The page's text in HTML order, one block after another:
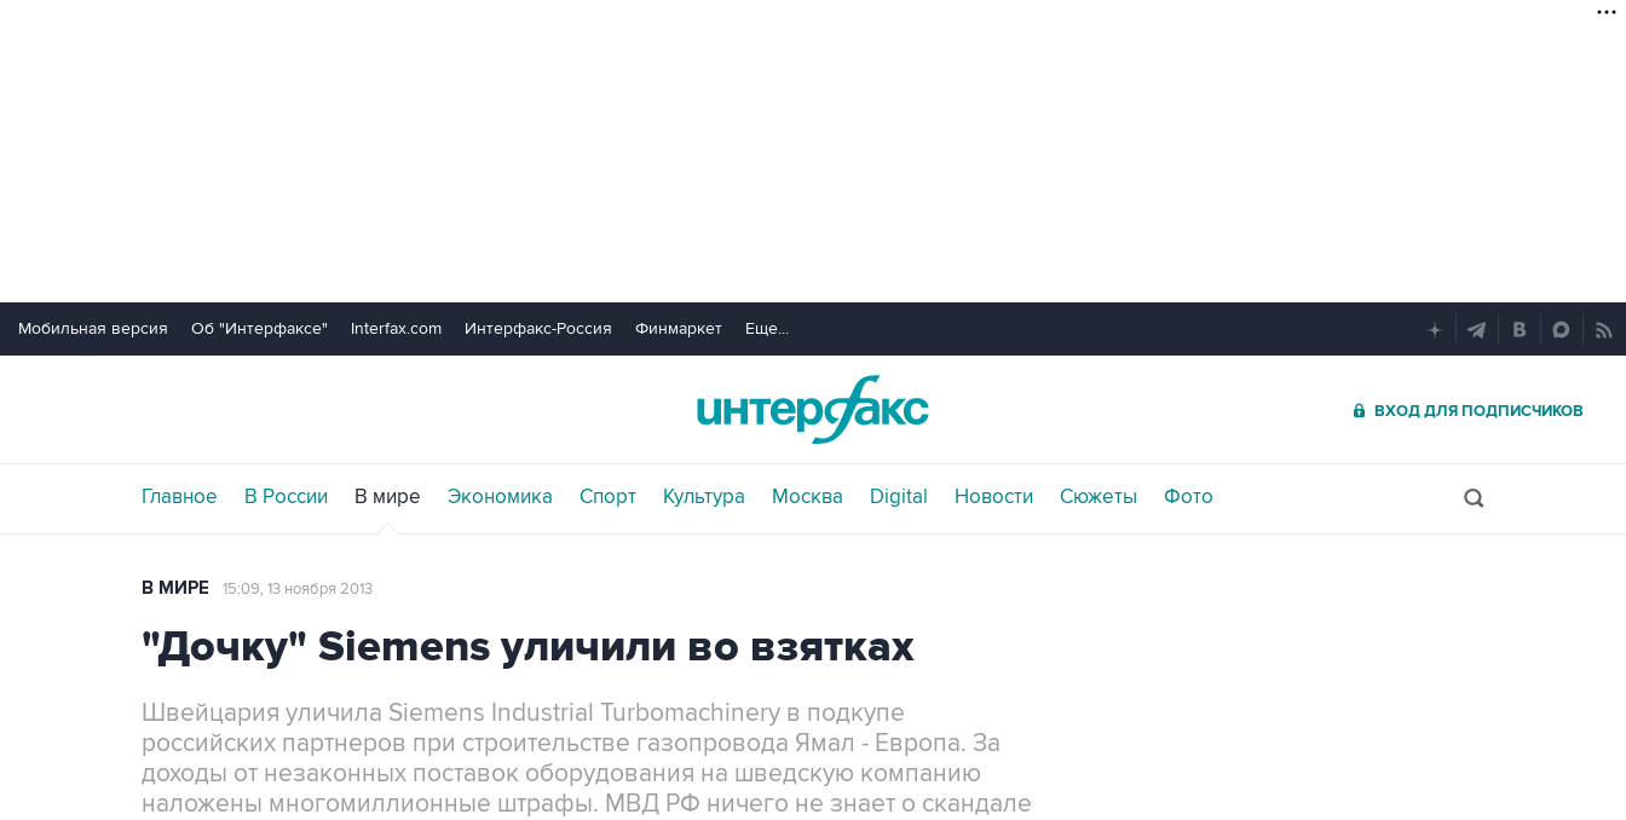
Мобильная версия Об "Интерфаксе" Interfax.com Интерфакс-Россия Финмаркет Еще...
ВХОД ДЛЯ ПОДПИСЧИКОВ
Главное В России В мире Экономика Спорт Культура Москва Digital Новости Сюжеты Фото
В МИРЕ 15:09, 13 ноября 2013
"Дочку" Siemens уличили во взятках
Швейцария уличила Siemens Industrial Turbomachinery в подкупе
российских партнеров при строительстве газопровода Ямал - Европа. За
доходы от незаконных поставок оборудования на шведскую компанию
наложены многомиллионные штрафы. МВД РФ ничего не знает о скандале